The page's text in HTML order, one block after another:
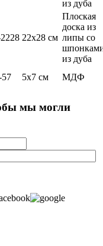
из дуба
22х28 см
Плоская
доска из
липы со
из дуба
5x7 см МДФ
мы могли